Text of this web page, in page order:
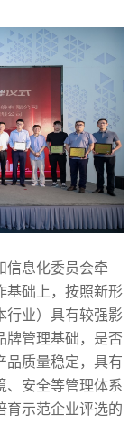
信息化委员会牵
基础上，按照新形
行业）具有较强影
牌管理基础，是否
品质量稳定，具有
、安全等管理体系
育示范企业评选的